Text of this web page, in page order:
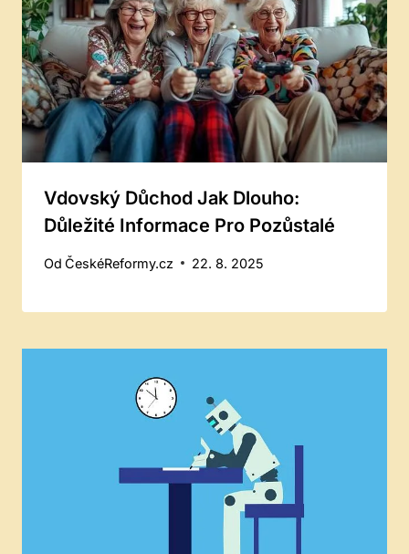
Vdovský Důchod Jak Dlouho:
Důležité Informace Pro Pozůstalé
Od ČeskéReformy.cz 22. 8. 2025